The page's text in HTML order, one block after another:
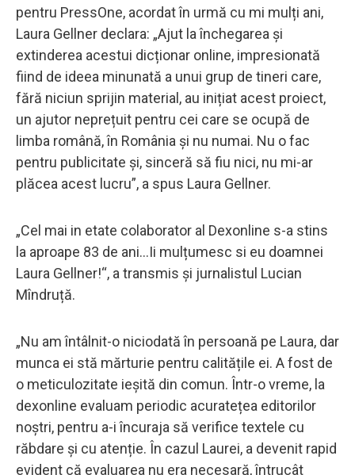
pentru PressOne, acordat în urmă cu mi mulți ani,
Laura Gellner declara: „Ajut la închegarea și
extinderea acestui dicționar online, impresionată
fiind de ideea minunată a unui grup de tineri care,
fără niciun sprijin material, au inițiat acest proiect,
un ajutor neprețuit pentru cei care se ocupă de
limba română, în România și nu numai. Nu o fac
pentru publicitate și, sinceră să fiu nici, nu mi-ar
plăcea acest lucru”, a spus Laura Gellner.
„Cel mai in etate colaborator al Dexonline s-a stins
la aproape 83 de ani…Ii mulțumesc si eu doamnei
Laura Gellner!“, a transmis și jurnalistul Lucian
Mîndruță.
„Nu am întâlnit-o niciodată în persoană pe Laura, dar
munca ei stă mărturie pentru calitățile ei. A fost de
o meticulozitate ieșită din comun. Într-o vreme, la
dexonline evaluam periodic acuratețea editorilor
noștri, pentru a-i încuraja să verifice textele cu
răbdare și cu atenție. În cazul Laurei, a devenit rapid
evident că evaluarea nu era necesară, întrucât